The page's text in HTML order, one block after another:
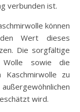
verbunden ist.
können
Wert dieses
Die sorgfältige
Wolle sowie die
Kaschmirwolle zu
wird.